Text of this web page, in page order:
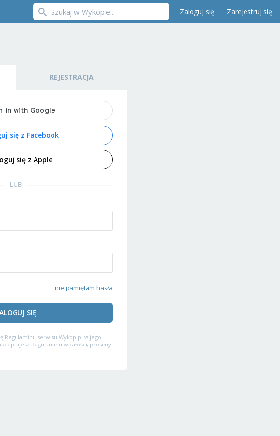
Zaloguj się Zarejestruj się
REJESTRACJA
się z Facebook
się z Apple
LUB
nie pamiętam hasła
SIĘ
Regulaminu serwisu Wykop.pl w jego
Regulaminu w całości, prosimy